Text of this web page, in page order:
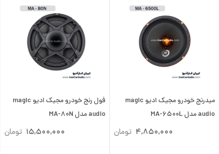
میدرنج خودرو مجیک ادیو magic
audio مدل MA-6500L
4,850,000 تومان
فول رنج خودرو مجیک ادیو magic
audio مدل MA-80N
15,500,000 تومان